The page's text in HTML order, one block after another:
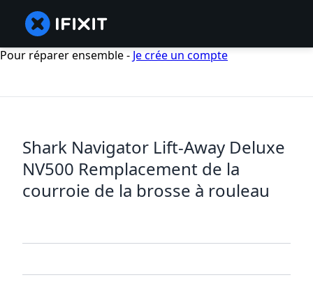
Pour réparer ensemble - Je crée un compte
Shark Navigator Lift-Away Deluxe
NV500 Remplacement de la
courroie de la brosse à rouleau